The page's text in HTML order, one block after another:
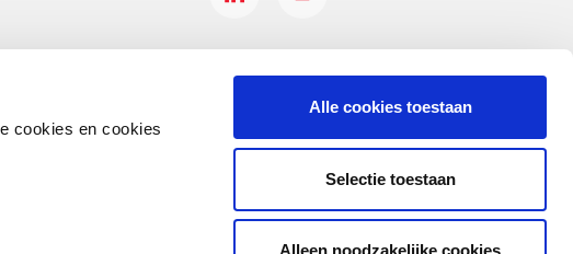
cookies en cookies
Alle cookies toestaan
Selectie toestaan
Alleen noodzakelijke cookies